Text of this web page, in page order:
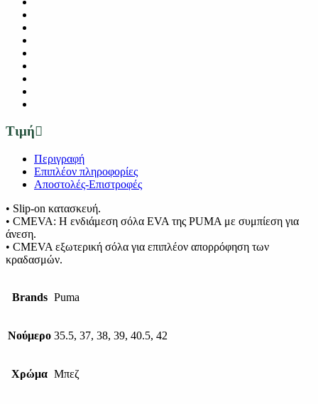
Τιμή
Περιγραφή
Επιπλέον πληροφορίες
Αποστολές-Επιστροφές
• Slip-on κατασκευή.
• CMEVA: Η ενδιάμεση σόλα EVA της PUMA με συμπίεση για
άνεση.
• CMEVA εξωτερική σόλα για επιπλέον απορρόφηση των
κραδασμών.
Brands Puma
Νούμερο 35.5, 37, 38, 39, 40.5, 42
Χρώμα Μπεζ